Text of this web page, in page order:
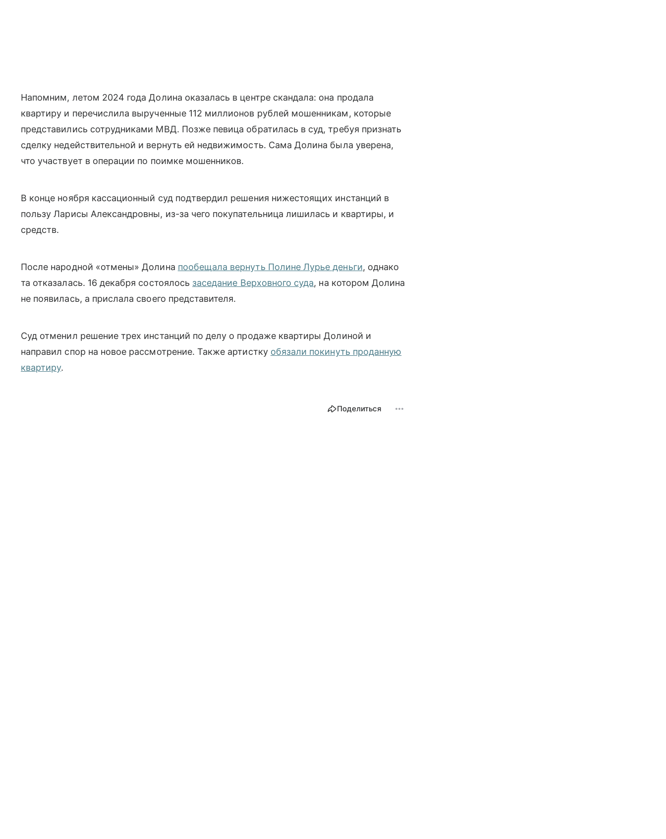
Напомним, летом 2024 года Долина оказалась в центре скандала: она продала
квартиру и перечислила вырученные 112 миллионов рублей мошенникам, которые
представились сотрудниками МВД. Позже певица обратилась в суд, требуя признать
сделку недействительной и вернуть ей недвижимость. Сама Долина была уверена,
что участвует в операции по поимке мошенников.
В конце ноября кассационный суд подтвердил решения нижестоящих инстанций в
пользу Ларисы Александровны, из-за чего покупательница лишилась и квартиры, и
средств.
После народной «отмены» Долина пообещала вернуть Полине Лурье деньги, однако
та отказалась. 16 декабря состоялось заседание Верховного суда, на котором Долина
не появилась, а прислала своего представителя.
Суд отменил решение трех инстанций по делу о продаже квартиры Долиной и
направил спор на новое рассмотрение. Также артистку обязали покинуть проданную
квартиру.
Поделиться